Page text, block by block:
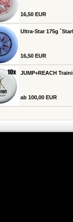
16,50 EUR
Ultra-Star 175g
16,50 EUR
JUMP+REACH
ab 100,00 EUR